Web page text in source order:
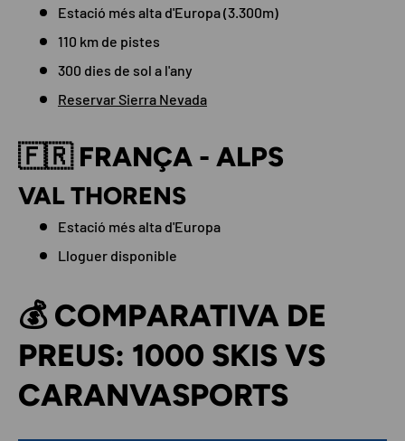
Estació més alta d'Europa (3.300m)
110 km de pistes
300 dies de sol a l'any
Reservar Sierra Nevada
🇫🇷 FRANÇA - ALPS
VAL THORENS
Estació més alta d'Europa
Lloguer disponible
💰 COMPARATIVA DE
PREUS: 1000 SKIS VS
CARANVASPORTS